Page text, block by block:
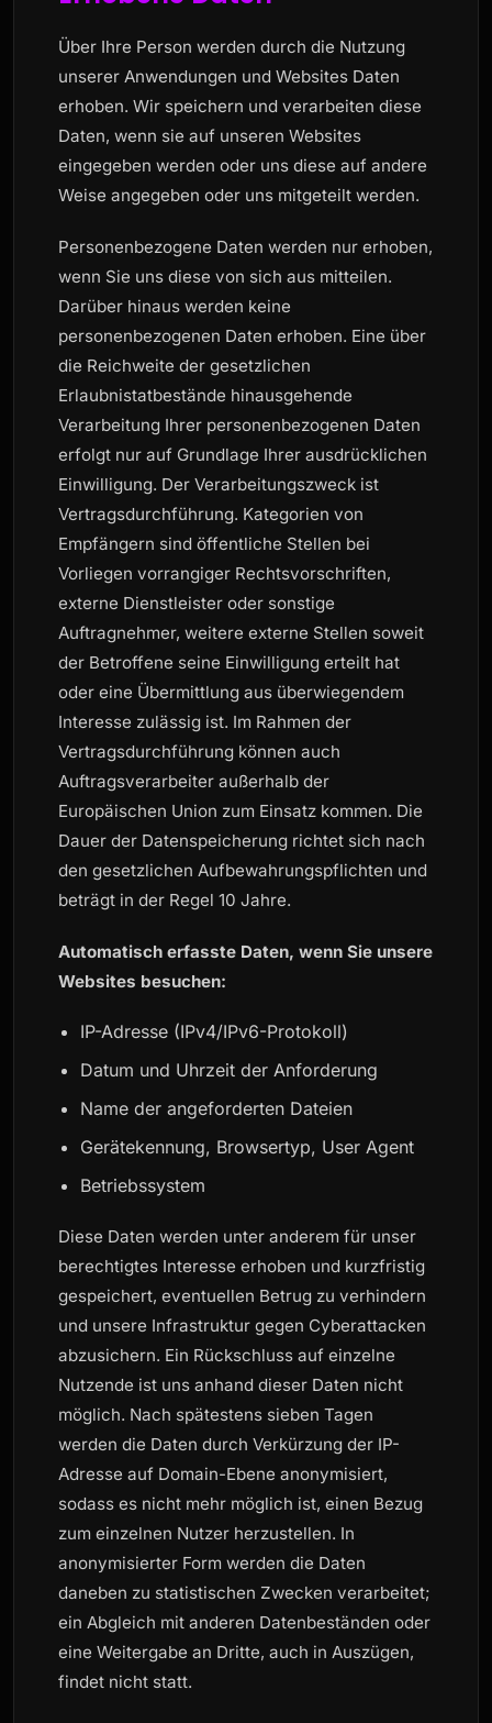
Über Ihre Person werden durch die Nutzung
unserer Anwendungen und Websites Daten
erhoben. Wir speichern und verarbeiten diese
Daten, wenn sie auf unseren Websites
eingegeben werden oder uns diese auf andere
Weise angegeben oder uns mitgeteilt werden.
Personenbezogene Daten werden nur erhoben,
wenn Sie uns diese von sich aus mitteilen.
Darüber hinaus werden keine
personenbezogenen Daten erhoben. Eine über
die Reichweite der gesetzlichen
Erlaubnistatbestände hinausgehende
Verarbeitung Ihrer personenbezogenen Daten
erfolgt nur auf Grundlage Ihrer ausdrücklichen
Einwilligung. Der Verarbeitungszweck ist
Vertragsdurchführung. Kategorien von
Empfängern sind öffentliche Stellen bei
Vorliegen vorrangiger Rechtsvorschriften,
externe Dienstleister oder sonstige
Auftragnehmer, weitere externe Stellen soweit
der Betroffene seine Einwilligung erteilt hat
oder eine Übermittlung aus überwiegendem
Interesse zulässig ist. Im Rahmen der
Vertragsdurchführung können auch
Auftragsverarbeiter außerhalb der
Europäischen Union zum Einsatz kommen. Die
Dauer der Datenspeicherung richtet sich nach
den gesetzlichen Aufbewahrungspflichten und
beträgt in der Regel 10 Jahre.
Automatisch erfasste Daten, wenn Sie unsere
Websites besuchen:
IP-Adresse (IPv4/IPv6-Protokoll)
Datum und Uhrzeit der Anforderung
Name der angeforderten Dateien
Gerätekennung, Browsertyp, User Agent
Betriebssystem
Diese Daten werden unter anderem für unser
berechtigtes Interesse erhoben und kurzfristig
gespeichert, eventuellen Betrug zu verhindern
und unsere Infrastruktur gegen Cyberattacken
abzusichern. Ein Rückschluss auf einzelne
Nutzende ist uns anhand dieser Daten nicht
möglich. Nach spätestens sieben Tagen
werden die Daten durch Verkürzung der IP-
Adresse auf Domain-Ebene anonymisiert,
sodass es nicht mehr möglich ist, einen Bezug
zum einzelnen Nutzer herzustellen. In
anonymisierter Form werden die Daten
daneben zu statistischen Zwecken verarbeitet;
ein Abgleich mit anderen Datenbeständen oder
eine Weitergabe an Dritte, auch in Auszügen,
findet nicht statt.